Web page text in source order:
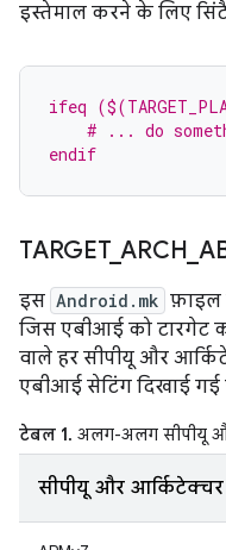
इस्तेमाल करने के लिए
ifeq
# ... do
endif
TARGET_ARCH
इस Android.mk फ़ाइल
जिस एबीआई को टारगेट
वाले हर सीपीयू और
एबीआई सेटिंग दिखाई गई
टेबल 1. अलग-अलग सीपीयू
सीपीयू और आर्किटेक्चर